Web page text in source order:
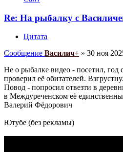
Re: На рыбалку с
Цитата
Сообщение Василич+ » 30 ноя
Не о рыбалке видео - посетил, год
проверил её обитателей.
Повод - попросил отвезти в
в Междуреченском её
Валерий Фёдорович
Ютубе (без рекламы)